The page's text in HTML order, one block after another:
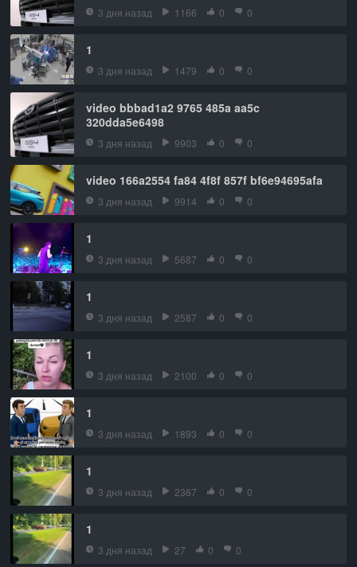
3 дня назад 1166 0 0
1
3 дня назад 1479 0 0
video bbbad1a2 9765 485a aa5c
320dda5e6498
3 дня назад 9903 0 0
video 166a2554 fa84 4f8f 857f bf6e94695afa
3 дня назад 9914 0 0
1
3 дня назад 5687 0 0
1
3 дня назад 2587 0 0
1
3 дня назад 2100 0 0
1
3 дня назад 1893 0 0
1
3 дня назад 2367 0 0
1
3 дня назад 27 0 0